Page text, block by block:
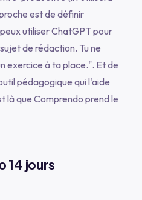
est de définir
utiliser ChatGPT pour
de rédaction. Tu ne
exercice à ta place.". Et de
pédagogique qui l'aide
là que Comprendo prend le
14 jours